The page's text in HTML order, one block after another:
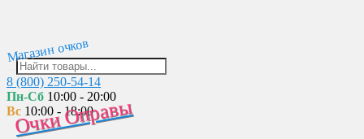
Очки Оправы
Магазин очков
8 (800) 250-54-14
Пн-Сб 10:00 - 20:00
Вс 10:00 - 18:00